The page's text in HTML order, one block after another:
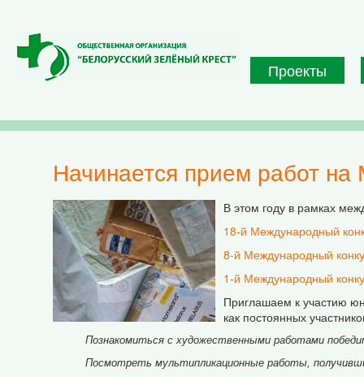
Проекты
Начинается прием работ
В этом году в рамках
18-й Международный
8-й Международный
1-й Международный
Приглашаем к участию
как постоянных
Познакомиться с художественными работами
Посмотреть мультипликационные работы,